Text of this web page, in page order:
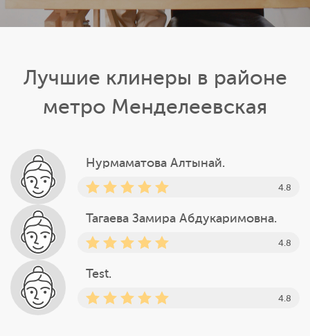
Лучшие клинеры в районе
метро Менделеевская
Нурмаматова Алтынай.
4.8
Тагаева Замира Абдукаримовна.
4.8
Test.
4.8